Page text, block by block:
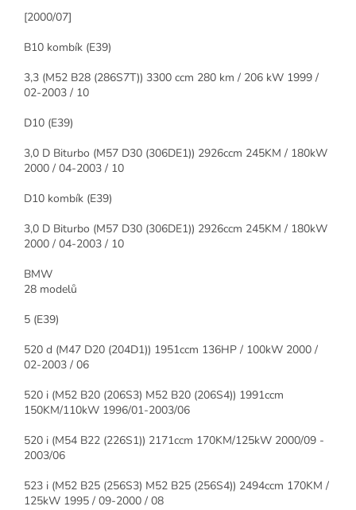
[2000/07]
B10 kombík (E39)
3,3 (M52 B28 (286S7T)) 3300 ccm 280 km / 206 kW 1999 /
02-2003 / 10
D10 (E39)
3,0 D Biturbo (M57 D30 (306DE1)) 2926ccm 245KM / 180kW
2000 / 04-2003 / 10
D10 kombík (E39)
3,0 D Biturbo (M57 D30 (306DE1)) 2926ccm 245KM / 180kW
2000 / 04-2003 / 10
BMW
28 modelů
5 (E39)
520 d (M47 D20 (204D1)) 1951ccm 136HP / 100kW 2000 /
02-2003 / 06
520 i (M52 B20 (206S3) M52 B20 (206S4)) 1991ccm
150KM/110kW 1996/01-2003/06
520 i (M54 B22 (226S1)) 2171ccm 170KM/125kW 2000/09 -
2003/06
523 i (M52 B25 (256S3) M52 B25 (256S4)) 2494ccm 170KM /
125kW 1995 / 09-2000 / 08